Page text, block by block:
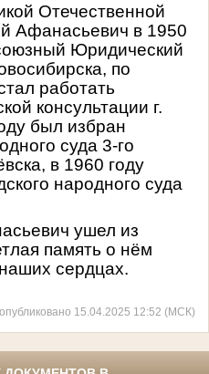
Отечественной
Афанасьевич в 1950
Юридический
по
работать
консультации г.
был избран
суда 3-го
в 1960 году
народного суда
ушел из
память о нём
сердцах.
опубликовано 15.04.2025 12:52 (МСК)